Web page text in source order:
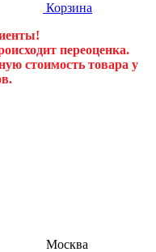
Корзина
переоценка.
стоимость товара у
Москва